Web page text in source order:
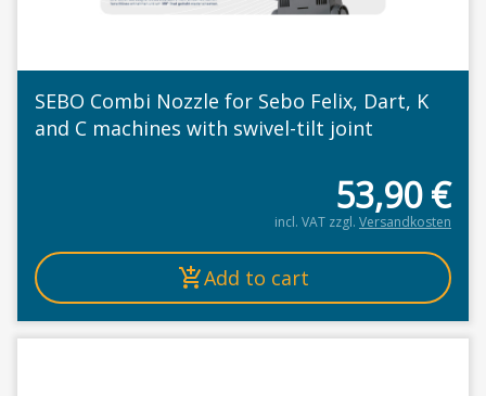
SEBO Combi Nozzle for Sebo Felix, Dart, K
and C machines with swivel-tilt joint
53,90€
incl. VAT zzgl. Versandkosten
Add to cart